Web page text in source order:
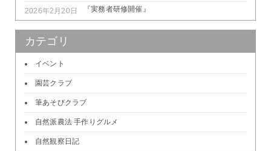
2026年2月20日 『実務者研修開催』
カテゴリ
イベント
園芸クラブ
筆あそびクラブ
自然派農法 手作りグルメ
自然観察日記